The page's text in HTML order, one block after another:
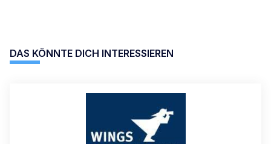
DAS KÖNNTE DICH INTERESSIEREN